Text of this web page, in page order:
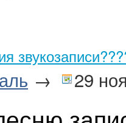
→ 29